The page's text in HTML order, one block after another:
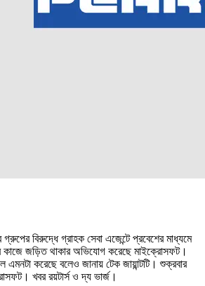
গ্রুপের বিরুদ্ধে গ্রাহক সেবা এজেন্টে প্রবেশের মাধ্যমে
কাজে জড়িত থাকার অভিযোগ করেছে মাইক্রোসফট।
করেছে বলেও জানায় টেক জায়ান্টটি। শুক্রবার
খবর রয়টার্স ও দ্য ভার্জ।